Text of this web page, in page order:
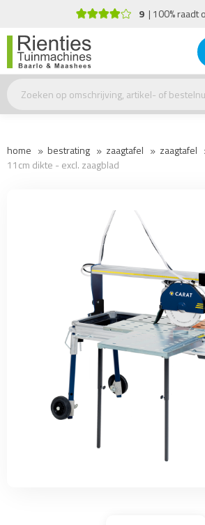
100% raadt ons aan!
home bestrating zaagtafel zaagtafel
11cm dikte - excl. zaagblad